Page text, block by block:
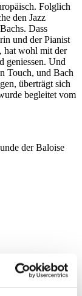
Folglich
den Jazz
Dass
und der Pianist
hat wohl mit der
geniessen. Und
Touch, und Bach
überträgt sich
begleitet vom
der Baloise
Söhner
AG: Matthias